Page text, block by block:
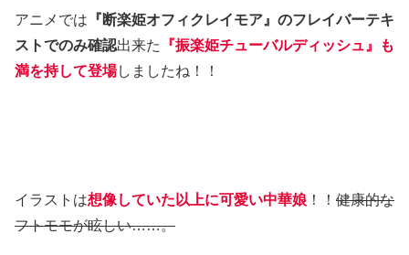
アニメでは 『断楽姫オフィクレイモア』のフレイバーテキ
ストでのみ確認出来た
『振楽姫チューバルディッシュ』も
満を持して登場しましたね！！
イラストは想像していた以上に可愛い中華娘 ！！ 健康的な
フトモモが眩しい……。